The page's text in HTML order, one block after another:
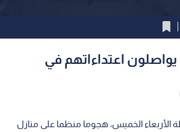
اعتداءاتهم في
|
الخميس، هجوما منظما على منازل